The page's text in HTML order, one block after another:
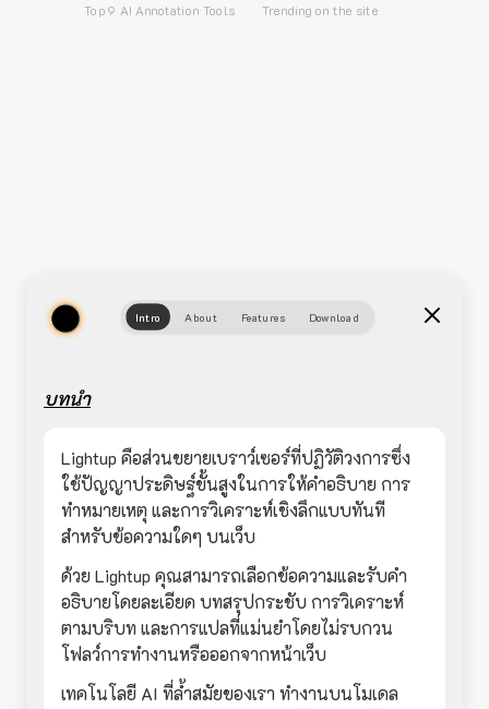
Top 9 AI Annotation Tools Trending on the site
Intro About Features Download
บทนำ
Lightup คือส่วนขยายเบราว์เซอร์ที่ปฏิวัติวงการซึ่ง
ใช้ปัญญาประดิษฐ์ขั้นสูงในการให้คำอธิบาย การ
ทำหมายเหตุ และการวิเคราะห์เชิงลึกแบบทันที
สำหรับข้อความใดๆ บนเว็บ
ด้วย Lightup คุณสามารถเลือกข้อความและรับคำ
อธิบายโดยละเอียด บทสรุปกระชับ การวิเคราะห์
ตามบริบท และการแปลที่แม่นยำโดยไม่รบกวน
โฟลว์การทำงานหรือออกจากหน้าเว็บ
เทคโนโลยี AI ที่ล้ำสมัยของเรา ทำงานบนโมเดล